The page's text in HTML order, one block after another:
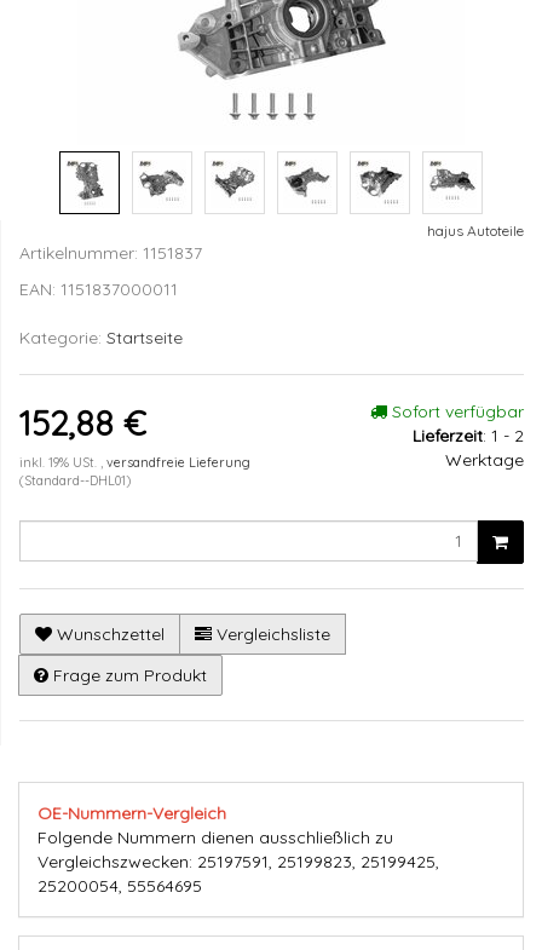
hajus Autoteile
Artikelnummer: 1151837
EAN: 1151837000011
Kategorie: Startseite
152,88 €
inkl. 19% USt. , versandfreie Lieferung
(Standard--DHL01)
Sofort verfügbar
Lieferzeit: 1 - 2
Werktage
Wunschzettel
Vergleichsliste
Frage zum Produkt
OE-Nummern-Vergleich
Folgende Nummern dienen ausschließlich zu
Vergleichszwecken: 25197591, 25199823, 25199425,
25200054, 55564695